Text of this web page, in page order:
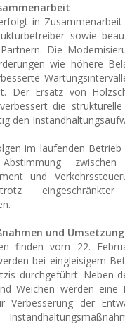
in Zusammenarbeit
sowie
Die
wie höhere
Der Ersatz von
die
den
im laufenden
zwischen
und
eingeschränkter
und Umsetzung
finden vom 22.
bei eingleisigem
durchgeführt. Neben
Weichen werden eine
Verbesserung der